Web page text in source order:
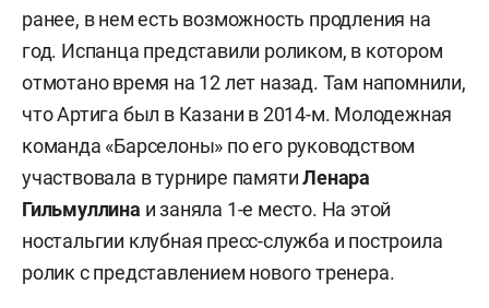
ранее, в нем есть возможность продления на
год. Испанца представили роликом, в котором
отмотано время на 12 лет назад. Там напомнили,
что Артига был в Казани в 2014-м. Молодежная
команда «Барселоны» по его руководством
участвовала в турнире памятиЛенара
Гильмуллина и заняла 1-е место. На этой
ностальгии клубная пресс-служба и построила
ролик с представлением нового тренера.